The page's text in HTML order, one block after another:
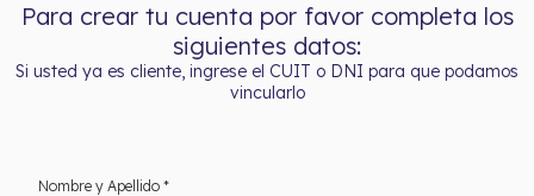
Para crear tu cuenta por favor completa los
siguientes datos:
Si usted ya es cliente, ingrese el CUIT o DNI para que podamos
vincularlo
Nombre y Apellido *